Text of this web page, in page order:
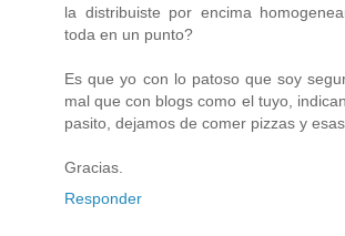
la distribuiste por encima
toda en un punto?
Es que yo con lo patoso que soy
mal que con blogs como el tuyo,
pasito, dejamos de comer pizzas y esas
Gracias.
Responder